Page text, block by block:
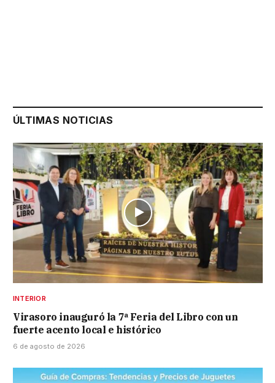
ÚLTIMAS NOTICIAS
INTERIOR
Virasoro inauguró la 7ª Feria del Libro con un
fuerte acento local e histórico
6 de agosto de 2026